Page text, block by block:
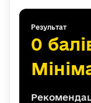
Результат
0